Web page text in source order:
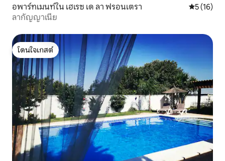
อพาร์ทเมนท์ใน เฮเรซ เด ลา ฟรอนเตรา คะแนนเฉลี่
5 (16)
ลากัญญาเนีย
โดนใจเกสต์
โดนใจเกสต์